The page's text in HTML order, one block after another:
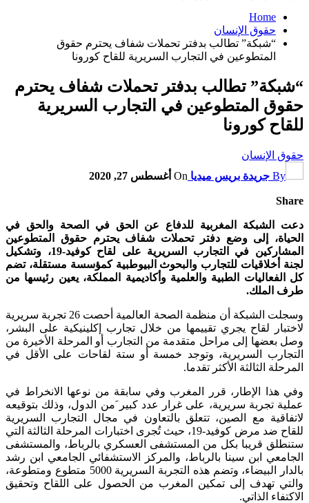
Home
حقوق الإنسان
“شبكة” تطالب بدفتر تحملات شفاف يحترم حقوق
المتطوعين في التجارب السريرية للقاح كورونا
“شبكة” تطالب بدفتر تحملات شفاف يحترم
حقوق المتطوعين في التجارب السريرية
للقاح كورونا
حقوق الإنسان
By جريدة بريس ميديا On أغسطس 27, 2020
Share
دعت الشبكة المغربية للدفاع عن الحق في الصحة والحق في
الحياة، إلى وضع دفتر تحملات شفاف يحترم حقوق المتطوعين
المشاركين في التجارب السريرية على لقاح كوفيد-19، وتشكيل
لجنة أخلاقيات للتجارب والبحوث البيوطبية كمؤسسة مستقلة، تضم
كل الفعاليات الطبية والعلمية وأكاديمية المملكة، يعين رئيسها من
طرف الملك.
وسجلت الشبكة أن منظمة الصحة العالمية أحصت 26 تجربة سريرية
لاختبار لقاح يجري تقييمها من خلال تجارب إكلينيكية على البشر،
وصل بعضها إلى مراحل متقدمة من التجارب أو المرحلة الأخيرة من
التجارب السريرية، وتوجد خمسة أو ستة لقاحات على الأقل في
المرحلة الثالثة الأكثر تقدما.
وفي هذا الإطار، قرر المغرب وفي سابقة من نوعها الانخراط في
عملية تجربة سريرية، على غرار عدد كبير َمن الدول، وذلك بتوقيعه
لاتفاقية مع الصين، تتعلق بالتعاون في مجال التجارب السريرية
للقاح ضد مرض كوفيد-19، حيث تُجرى اختبارات المرحلة الثالثة التي
ستنطلق قريبا بكل من المستشفى العسكري بالرباط، والمستشفى
الجامعي ابن سينا بالرباط، والمركز الاستشفائي الجامعي ابن رشد
بالدار البيضاء، وتضم هذه التجربة السريرية 5000 متطوع ومتطوعة،
والتي تهدف إلى تمكين المغرب من الحصول على اللقاح وتحقيق
الاكتفاء الذاتي.